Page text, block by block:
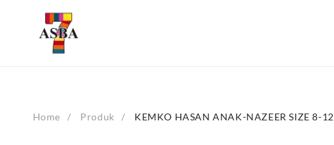
Home Produk KEMKO HASAN ANAK-NAZEER SIZE 8-12